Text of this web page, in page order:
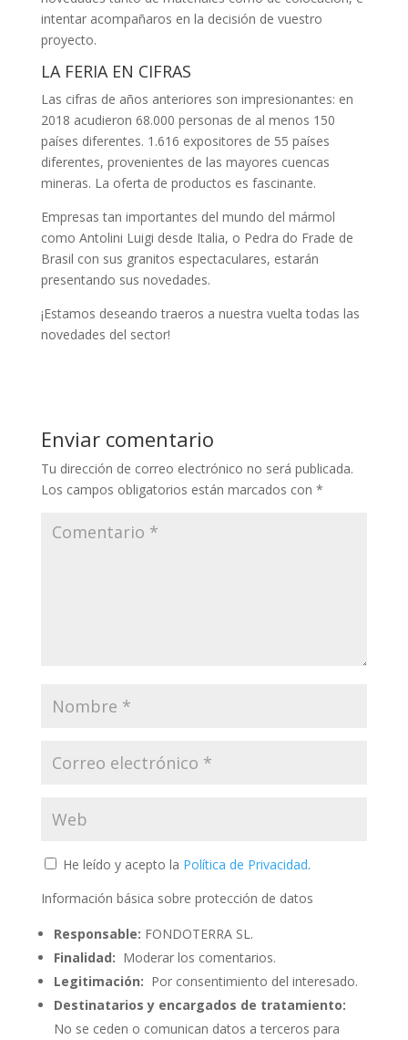
intentar acompañaros en la decisión de vuestro
proyecto.
LA FERIA EN CIFRAS
Las cifras de años anteriores son impresionantes: en
2018 acudieron 68.000 personas de al menos 150
países diferentes. 1.616 expositores de 55 países
diferentes, provenientes de las mayores cuencas
mineras. La oferta de productos es fascinante.
Empresas tan importantes del mundo del mármol
como Antolini Luigi desde Italia, o Pedra do Frade de
Brasil con sus granitos espectaculares, estarán
presentando sus novedades.
¡Estamos deseando traeros a nuestra vuelta todas las
novedades del sector!
Enviar comentario
Tu dirección de correo electrónico no será publicada.
Los campos obligatorios están marcados con *
He leído y acepto la Política de Privacidad.
Información básica sobre protección de datos
Responsable: FONDOTERRA SL.
Finalidad: Moderar los comentarios.
Legitimación: Por consentimiento del interesado.
Destinatarios y encargados de tratamiento:
No se ceden o comunican datos a terceros para